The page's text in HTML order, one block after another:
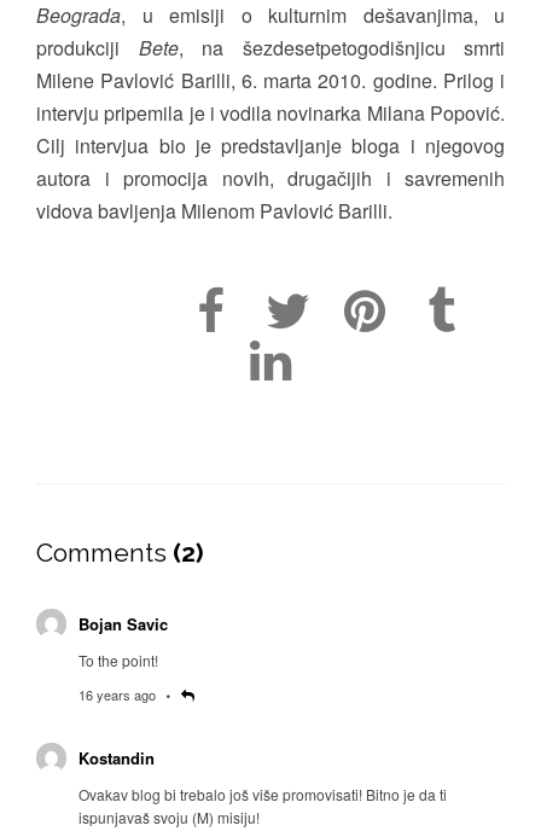
Beograda, u emisiji o kulturnim dešavanjima, u
produkciji Bete, na šezdesetpetogodišnjicu smrti
Milene Pavlović Barilli, 6. marta 2010. godine. Prilog i
intervju pripemila je i vodila novinarka Milana Popović.
Cilj intervjua bio je predstavljanje bloga i njegovog
autora i promocija novih, drugačijih i savremenih
vidova bavljenja Milenom Pavlović Barilli.
Comments (2)
Bojan Savic
To the point!
16 years ago
Kostandin
Ovakav blog bi trebalo još više promovisati! Bitno je da ti
ispunjavaš svoju (M) misiju!